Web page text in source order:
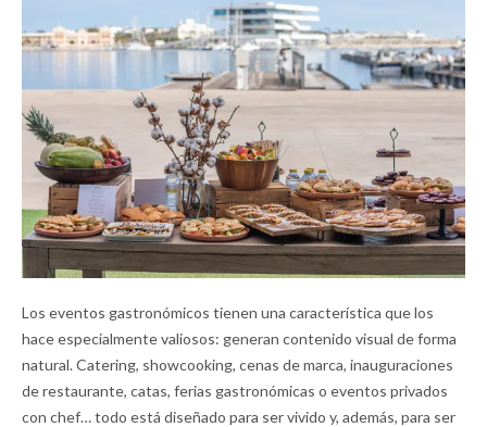
Los eventos gastronómicos tienen una característica que los
hace especialmente valiosos: generan contenido visual de forma
natural. Catering, showcooking, cenas de marca, inauguraciones
de restaurante, catas, ferias gastronómicas o eventos privados
con chef… todo está diseñado para ser vivido y, además, para ser